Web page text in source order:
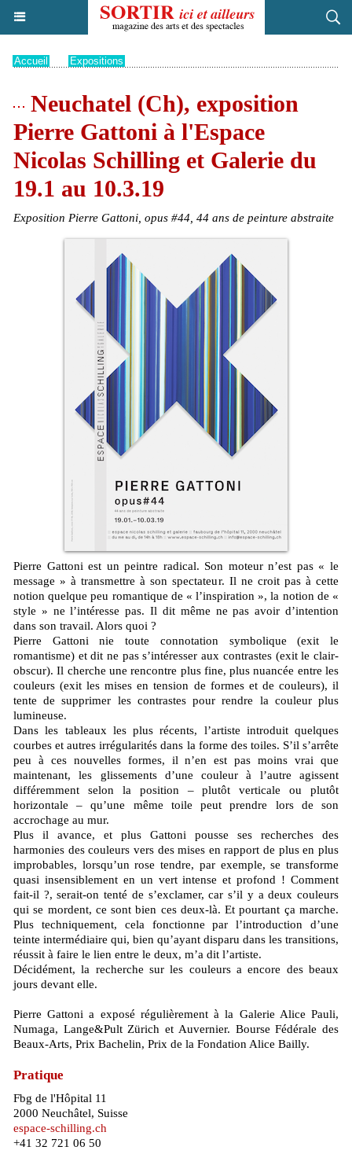
Accueil Expositions
Neuchatel (Ch), exposition
Pierre Gattoni à l'Espace
Nicolas Schilling et Galerie du
19.1 au 10.3.19
Exposition Pierre Gattoni, opus #44, 44 ans de peinture abstraite
Pierre Gattoni est un peintre radical. Son moteur n’est pas « le
message » à transmettre à son spectateur. Il ne croit pas à cette
notion quelque peu romantique de « l’inspiration », la notion de «
style » ne l’intéresse pas. Il dit même ne pas avoir d’intention
dans son travail. Alors quoi ?
Pierre Gattoni nie toute connotation symbolique (exit le
romantisme) et dit ne pas s’intéresser aux contrastes (exit le clair-
obscur). Il cherche une rencontre plus fine, plus nuancée entre les
couleurs (exit les mises en tension de formes et de couleurs), il
tente de supprimer les contrastes pour rendre la couleur plus
lumineuse.
Dans les tableaux les plus récents, l’artiste introduit quelques
courbes et autres irrégularités dans la forme des toiles. S’il s’arrête
peu à ces nouvelles formes, il n’en est pas moins vrai que
maintenant, les glissements d’une couleur à l’autre agissent
différemment selon la position – plutôt verticale ou plutôt
horizontale – qu’une même toile peut prendre lors de son
accrochage au mur.
Plus il avance, et plus Gattoni pousse ses recherches des
harmonies des couleurs vers des mises en rapport de plus en plus
improbables, lorsqu’un rose tendre, par exemple, se transforme
quasi insensiblement en un vert intense et profond ! Comment
fait-il ?, serait-on tenté de s’exclamer, car s’il y a deux couleurs
qui se mordent, ce sont bien ces deux-là. Et pourtant ça marche.
Plus techniquement, cela fonctionne par l’introduction d’une
teinte intermédiaire qui, bien qu’ayant disparu dans les transitions,
réussit à faire le lien entre le deux, m’a dit l’artiste.
Décidément, la recherche sur les couleurs a encore des beaux
jours devant elle.
Pierre Gattoni a exposé régulièrement à la Galerie Alice Pauli,
Numaga, Lange&Pult Zürich et Auvernier. Bourse Fédérale des
Beaux-Arts, Prix Bachelin, Prix de la Fondation Alice Bailly.
Pratique
Fbg de l'Hôpital 11
2000 Neuchâtel, Suisse
espace-schilling.ch
+41 32 721 06 50